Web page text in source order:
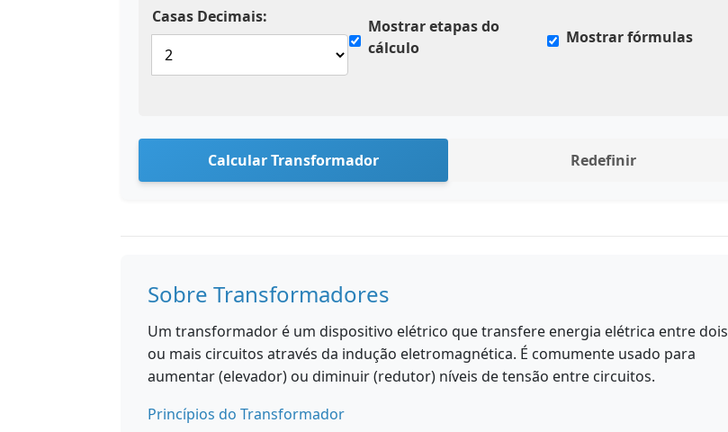
Casas Decimais:
Mostrar etapas do
cálculo
Mostrar fórmulas
Calcular Transformador Redefinir
Sobre Transformadores
Um transformador é um dispositivo elétrico que transfere energia elétrica entre dois
ou mais circuitos através da indução eletromagnética. É comumente usado para
aumentar (elevador) ou diminuir (redutor) níveis de tensão entre circuitos.
Princípios do Transformador